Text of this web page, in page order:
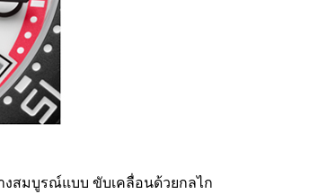
งสมบูรณ์แบบ ขับเคลื่อนด้วยกลไก